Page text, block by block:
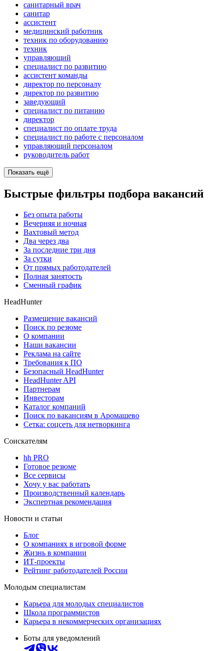
санитарный врач
санитар
ассистент
медицинский работник
техник по оборудованию
техник
управляющий
специалист по развитию
ассистент команды
директор по персоналу
директор по развитию
заведующий
специалист по питанию
директор
специалист по оплате труда
специалист по работе с персоналом
управляющий персоналом
руководитель работ
Показать ещё
Быстрые фильтры подбора вакансий
Без опыта работы
Вечерняя и ночная
Вахтовый метод
Два через два
За последние три дня
За сутки
От прямых работодателей
Полная занятость
Сменный график
HeadHunter
Размещение вакансий
Поиск по резюме
О компании
Наши вакансии
Реклама на сайте
Требования к ПО
Безопасный HeadHunter
HeadHunter API
Партнерам
Инвесторам
Каталог компаний
Поиск по вакансиям в Аромашево
Сетка: соцсеть для нетворкинга
Соискателям
hh PRO
Готовое резюме
Все сервисы
Хочу у вас работать
Производственный календарь
Экспертная рекомендация
Новости и статьи
Блог
О компаниях в игровой форме
Жизнь в компании
ИТ-проекты
Рейтинг работодателей России
Молодым специалистам
Карьера для молодых специалистов
Школа программистов
Карьера в некоммерческих организациях
Боты для уведомлений